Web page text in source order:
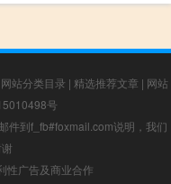
网站分类目录 | 精选推荐文章 | 网站
号
件到f_fb#foxmail.com说明，我们
性广告及商业合作